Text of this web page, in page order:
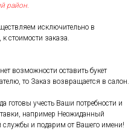
район.
исключительно в
стоимости заказа.
возможности оставить букет
то Заказ возвращается в салон.
готовы учесть Ваши потребности и
например Неожиданный
службы и подарим от Вашего имени!